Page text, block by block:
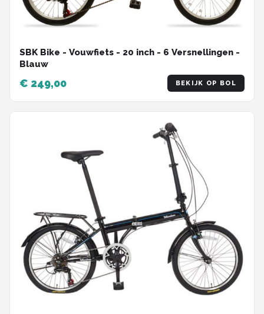
SBK Bike - Vouwfiets - 20 inch - 6 Versnellingen -
Blauw
€ 249,00 BEKIJK OP BOL